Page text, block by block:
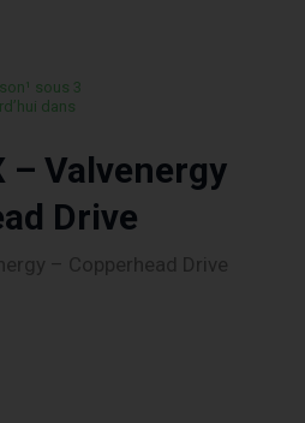
sous 3
dans
– Valvenergy
Drive
– Copperhead Drive